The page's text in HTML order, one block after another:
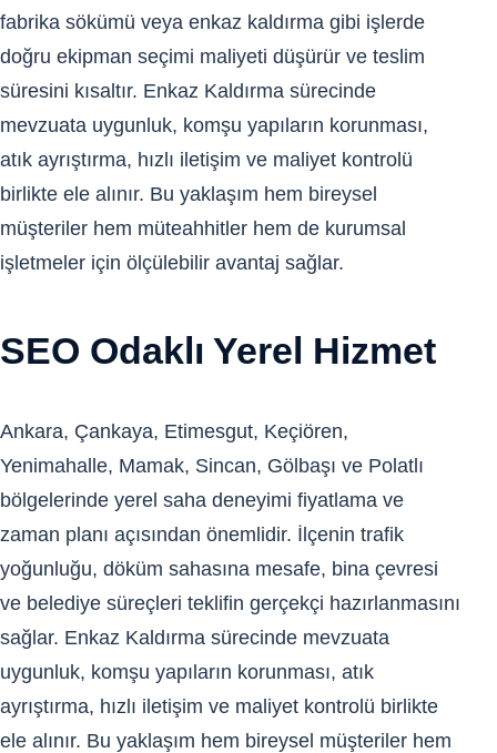
fabrika sökümü veya enkaz kaldırma gibi işlerde
doğru ekipman seçimi maliyeti düşürür ve teslim
süresini kısaltır. Enkaz Kaldırma sürecinde
mevzuata uygunluk, komşu yapıların korunması,
atık ayrıştırma, hızlı iletişim ve maliyet kontrolü
birlikte ele alınır. Bu yaklaşım hem bireysel
müşteriler hem müteahhitler hem de kurumsal
işletmeler için ölçülebilir avantaj sağlar.
SEO Odaklı Yerel Hizmet
Ankara, Çankaya, Etimesgut, Keçiören,
Yenimahalle, Mamak, Sincan, Gölbaşı ve Polatlı
bölgelerinde yerel saha deneyimi fiyatlama ve
zaman planı açısından önemlidir. İlçenin trafik
yoğunluğu, döküm sahasına mesafe, bina çevresi
ve belediye süreçleri teklifin gerçekçi hazırlanmasını
sağlar. Enkaz Kaldırma sürecinde mevzuata
uygunluk, komşu yapıların korunması, atık
ayrıştırma, hızlı iletişim ve maliyet kontrolü birlikte
ele alınır. Bu yaklaşım hem bireysel müşteriler hem